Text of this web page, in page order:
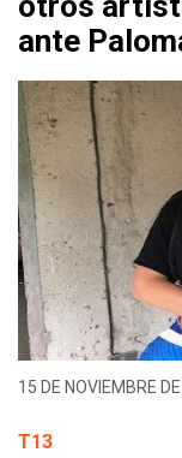
ante
15 DE NOVIEMBRE
T13